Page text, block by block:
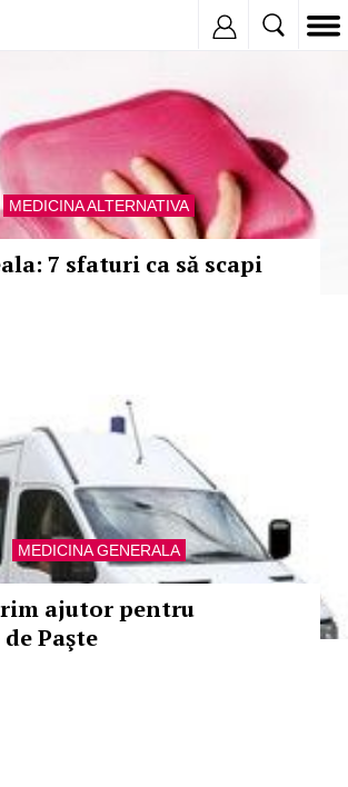
MEDICINA ALTERNATIVA
7 sfaturi ca să scapi
MEDICINA GENERALA
ajutor pentru
Paşte